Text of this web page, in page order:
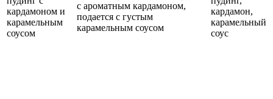
кардамоном и
карамельным
соусом
с ароматным кардамоном,
подается с густым
карамельным соусом
кардамон,
карамельный
соус